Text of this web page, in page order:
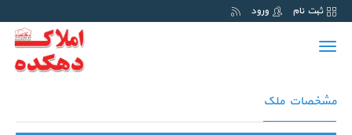
ثبت نام ورود
Toggle
مشخصات ملک